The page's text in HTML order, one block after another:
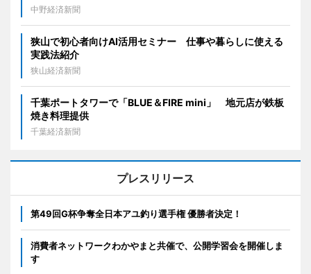
中野経済新聞
狭山で初心者向けAI活用セミナー 仕事や暮らしに使える
実践法紹介
狭山経済新聞
千葉ポートタワーで「BLUE＆FIRE mini」 地元店が鉄板
焼き料理提供
千葉経済新聞
プレスリリース
第49回G杯争奪全日本アユ釣り選手権 優勝者決定！
消費者ネットワークわかやまと共催で、公開学習会を開催しま
す